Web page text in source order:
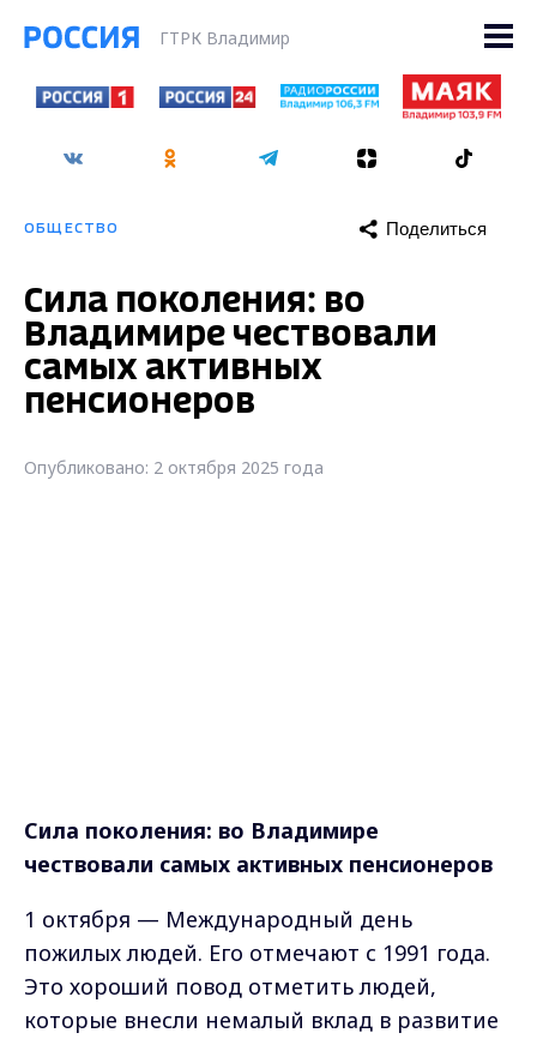
ГТРК Владимир
ОБЩЕСТВО Поделиться
Сила поколения: во
Владимире чествовали
самых активных
пенсионеров
Опубликовано: 2 октября 2025 года
Сила поколения: во Владимире
чествовали самых активных пенсионеров
1 октября — Международный день
пожилых людей. Его отмечают с 1991 года.
Это хороший повод отметить людей,
которые внесли немалый вклад в развитие